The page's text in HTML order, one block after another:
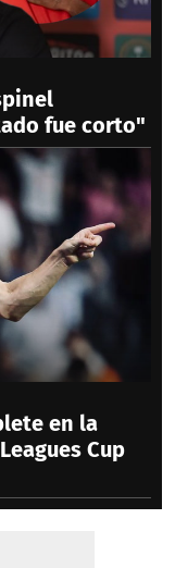
fue corto"
en la
Cup